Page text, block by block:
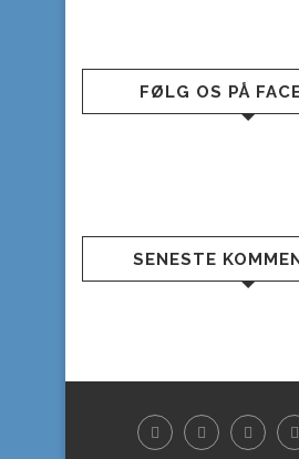
FØLG OS PÅ
SENESTE